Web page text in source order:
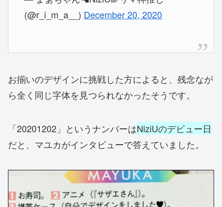
(@r_i_m_a__) December 20, 2020
お揃いのデザインに挑戦した方によると、残念なが
ら全く同じ字体を見つられなかったそうです。
「20201202」というナンバーはNiziUのデビュー日
だと、マユカがインタビューで答えていました。